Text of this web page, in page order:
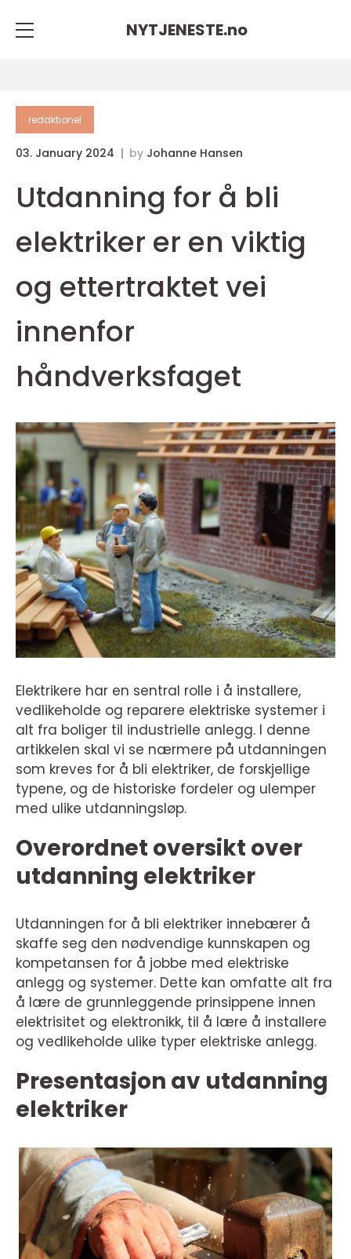
NYTJENESTE.no
redaktionel
03. January 2024 by Johanne Hansen
Utdanning for å bli
elektriker er en viktig
og ettertraktet vei
innenfor
håndverksfaget
Elektrikere har en sentral rolle i å installere,
vedlikeholde og reparere elektriske systemer i
alt fra boliger til industrielle anlegg. I denne
artikkelen skal vi se nærmere på utdanningen
som kreves for å bli elektriker, de forskjellige
typene, og de historiske fordeler og ulemper
med ulike utdanningsløp.
Overordnet oversikt over
utdanning elektriker
Utdanningen for å bli elektriker innebærer å
skaffe seg den nødvendige kunnskapen og
kompetansen for å jobbe med elektriske
anlegg og systemer. Dette kan omfatte alt fra
å lære de grunnleggende prinsippene innen
elektrisitet og elektronikk, til å lære å installere
og vedlikeholde ulike typer elektriske anlegg.
Presentasjon av utdanning
elektriker